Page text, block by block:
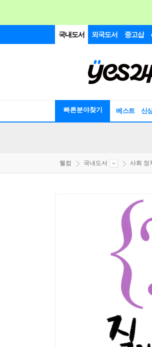
국내도서 외국도서 중고샵
빠른분야찾기 베스트 신
웰컴 국내도서 사회 정